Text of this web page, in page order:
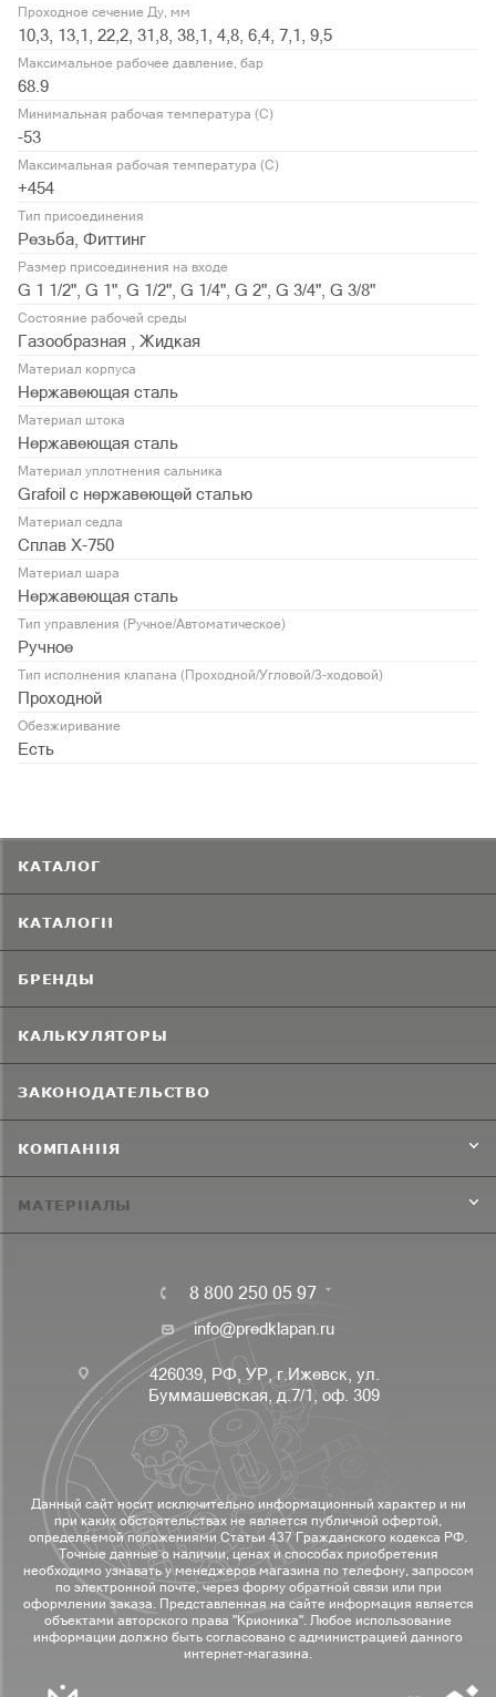
Проходное сечение Ду, мм
10,3, 13,1, 22,2, 31,8, 38,1, 4,8, 6,4, 7,1, 9,5
Максимальное рабочее давление, бар
68.9
Минимальная рабочая температура (С)
-53
Максимальная рабочая температура (С)
+454
Тип присоединения
Резьба, Фиттинг
Размер присоединения на входе
G 1 1/2", G 1", G 1/2", G 1/4", G 2", G 3/4", G 3/8"
Состояние рабочей среды
Газообразная , Жидкая
Материал корпуса
Нержавеющая сталь
Материал штока
Нержавеющая сталь
Материал уплотнения сальника
Grafoil с нержавеющей сталью
Материал седла
Сплав Х-750
Материал шара
Нержавеющая сталь
Тип управления (Ручное/Автоматическое)
Ручное
Тип исполнения клапана (Проходной/Угловой/3-ходовой)
Проходной
Обезжиривание
Есть
КАТАЛОГ
КАТАЛОГИ
БРЕНДЫ
КАЛЬКУЛЯТОРЫ
ЗАКОНОДАТЕЛЬСТВО
КОМПАНИЯ
МАТЕРИАЛЫ
8 800 250 05 97
info@predklapan.ru
426039, РФ, УР, г.Ижевск, ул.
Буммашевская, д.7/1, оф. 309
Данный сайт носит исключительно информационный характер и ни
при каких обстоятельствах не является публичной офертой,
определяемой положениями Статьи 437 Гражданского кодекса РФ.
Точные данные о наличии, ценах и способах приобретения
необходимо узнавать у менеджеров магазина по телефону, запросом
по электронной почте, через форму обратной связи или при
оформлении заказа. Представленная на сайте информация является
объектами авторского права "Крионика". Любое использование
информации должно быть согласовано с администрацией данного
интернет-магазина.